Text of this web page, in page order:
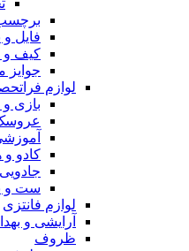
فایل و
کیف و
جوایز
لوازم
بازی
کادو و
ست و
لوازم فانتزی
آرایشی و
ظروف